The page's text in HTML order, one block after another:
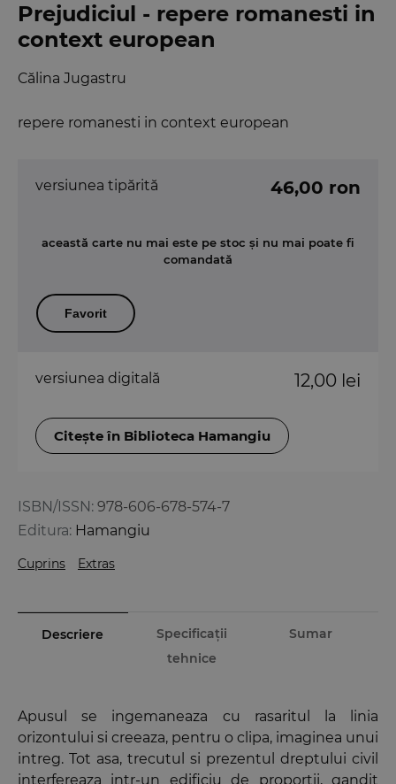
Prejudiciul - repere romanesti in
context european
repere romanesti in context european
Călina Jugastru
ISBN/ISSN: 978-606-678-574-7
Editura: Hamangiu
Cuprins Extras
versiunea tipărită 46,00 ron
această carte nu mai este pe stoc și nu mai poate fi
comandată
Favorit
versiunea digitală 12,00 lei
Citește în Biblioteca Hamangiu
Descriere
Specificații
tehnice
Sumar
Apusul se ingemaneaza cu rasaritul la linia
orizontului si creeaza, pentru o clipa, imaginea unui
intreg. Tot asa, trecutul si prezentul dreptului civil
interfereaza intr-un edificiu de proportii, gandit